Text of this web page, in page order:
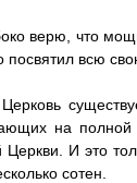
верю, что
посвятил всю
на полной
Церкви. И это
сотен.